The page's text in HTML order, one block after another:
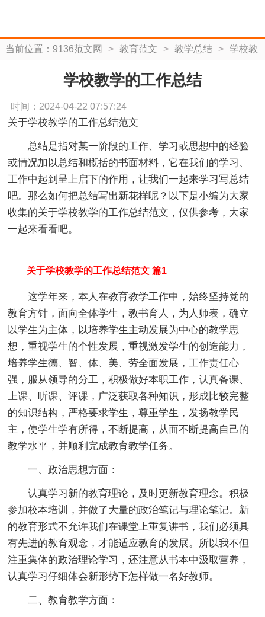
当前位置： 9136范文网 > 教育范文 > 教学总结 > 学校教
学校教学的工作总结
时间：2024-04-22 07:57:24
关于学校教学的工作总结范文
总结是指对某一阶段的工作、学习或思想中的经验
或情况加以总结和概括的书面材料，它在我们的学习、
工作中起到呈上启下的作用，让我们一起来学习写总结
吧。那么如何把总结写出新花样呢？以下是小编为大家
收集的关于学校教学的工作总结范文，仅供参考，大家
一起来看看吧。
关于学校教学的工作总结范文 篇1
这学年来，本人在教育教学工作中，始终坚持党的
教育方针，面向全体学生，教书育人，为人师表，确立
以学生为主体，以培养学生主动发展为中心的教学思
想，重视学生的个性发展，重视激发学生的创造能力，
培养学生德、智、体、美、劳全面发展，工作责任心
强，服从领导的分工，积极做好本职工作，认真备课、
上课、听课、评课，广泛获取各种知识，形成比较完整
的知识结构，严格要求学生，尊重学生，发扬教学民
主，使学生学有所得，不断提高，从而不断提高自己的
教学水平，并顺利完成教育教学任务。
一、政治思想方面：
认真学习新的教育理论，及时更新教育理念。积极
参加校本培训，并做了大量的政治笔记与理论笔记。新
的教育形式不允许我们在课堂上重复讲书，我们必须具
有先进的教育观念，才能适应教育的发展。所以我不但
注重集体的政治理论学习，还注意从书本中汲取营养，
认真学习仔细体会新形势下怎样做一名好教师。
二、教育教学方面：